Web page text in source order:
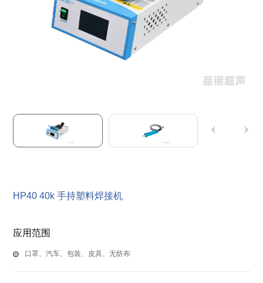
HP40 40k 手持塑料焊接机
应用范围
口罩、汽车、包装、皮具、无纺布